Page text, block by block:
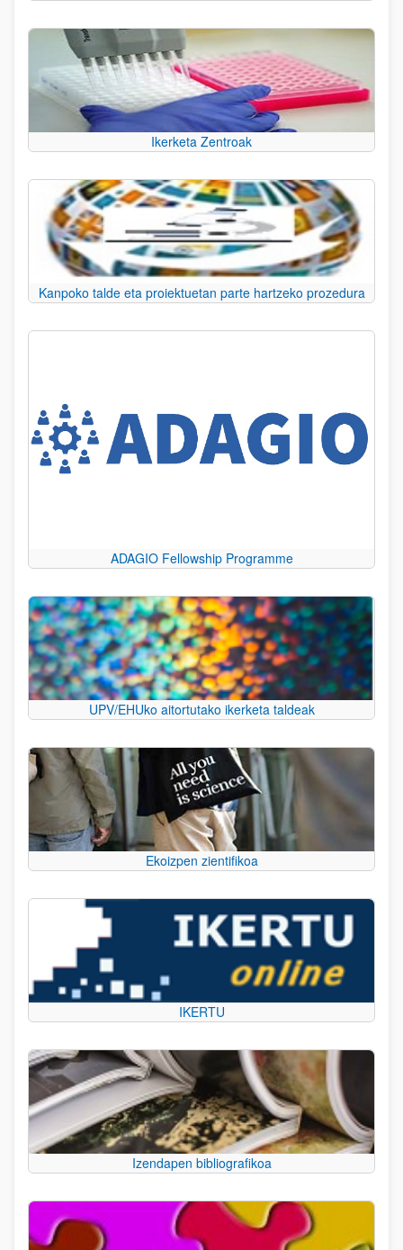
Ikerketa Zentroak
Kanpoko talde eta proiektuetan parte hartzeko prozedura
ADAGIO Fellowship Programme
UPV/EHUko aitortutako ikerketa taldeak
Ekoizpen zientifikoa
IKERTU
Izendapen bibliografikoa